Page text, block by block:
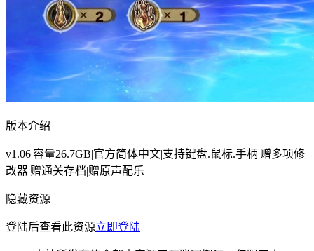
版本介绍
v1.06|容量26.7GB|官方简体中文|支持键盘.鼠标.手柄|赠多项修
改器|赠通关存档|赠原声配乐
隐藏资源
登陆后查看此资源立即登陆